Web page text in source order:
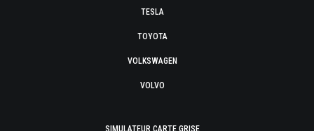
TESLA
TOYOTA
VOLKSWAGEN
VOLVO
SIMULATEUR CARTE GRISE